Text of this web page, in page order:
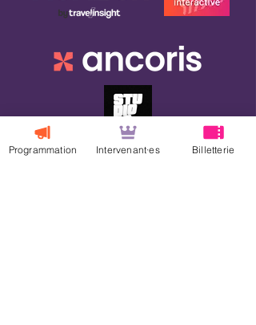
Programmation Intervenant·es Billetterie